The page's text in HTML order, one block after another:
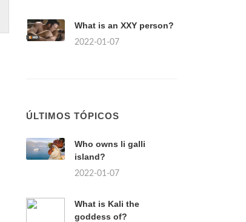
What is an XXY person?
2022-01-07
ÚLTIMOS TÓPICOS
Who owns li galli
island?
2022-01-07
What is Kali the
goddess of?